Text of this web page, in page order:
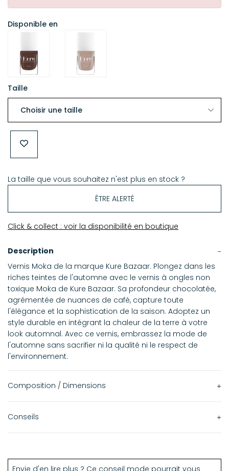
Disponible en
Taille
La taille que vous souhaitez n'est plus en stock ?
ÊTRE ALERTÉ
Click & collect : voir la disponibilité en boutique
Description
Vernis Moka de la marque Kure Bazaar. Plongez dans les
riches teintes de l'automne avec le vernis à ongles non
toxique Moka de Kure Bazaar. Sa profondeur chocolatée,
agrémentée de nuances de café, capture toute
l'élégance et la sophistication de la saison. Adoptez un
style durable en intégrant la chaleur de la terre à votre
look automnal. Avec ce vernis, embrassez la mode de
l'automne sans sacrifier ni la qualité ni le respect de
l'environnement.
Composition / Dimensions
Fabriqué en France.
vibrantes de la mode.
Conseils
attendre.